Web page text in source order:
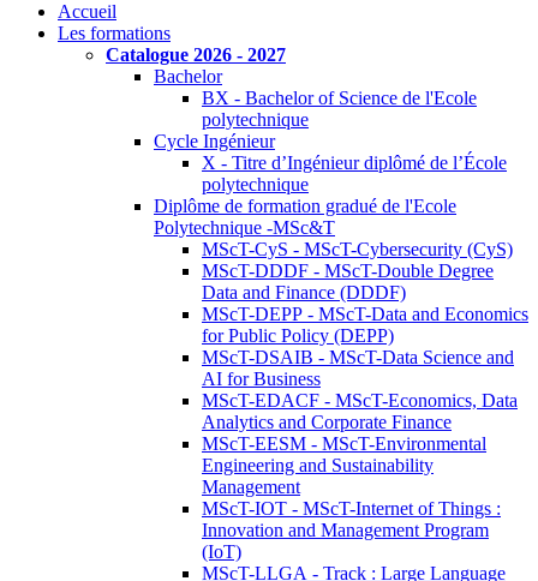
Accueil
Les formations
Catalogue 2026 - 2027
Bachelor
BX - Bachelor of Science de l'Ecole
polytechnique
Cycle Ingénieur
X - Titre d’Ingénieur diplômé de l’École
polytechnique
Diplôme de formation gradué de l'Ecole
Polytechnique -MSc&T
MScT-CyS - MScT-Cybersecurity (CyS)
MScT-DDDF - MScT-Double Degree
Data and Finance (DDDF)
MScT-DEPP - MScT-Data and Economics
for Public Policy (DEPP)
MScT-DSAIB - MScT-Data Science and
AI for Business
MScT-EDACF - MScT-Economics, Data
Analytics and Corporate Finance
MScT-EESM - MScT-Environmental
Engineering and Sustainability
Management
MScT-IOT - MScT-Internet of Things :
Innovation and Management Program
(IoT)
MScT-LLGA - Track : Large Language